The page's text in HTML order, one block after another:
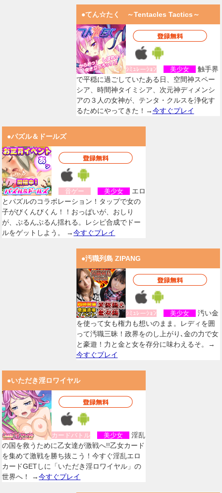
●てん☆たく ～Tentacles Tactics～
ｼﾐｭﾚーｼｮﾝ 美少女
触手界
で平穏に過ごしていたある日、空間神スペー
シア、時間神タイミシア、次元神ディメンシ
アの３人の女神が、テンタ・クルスを浄化す
るためにやってきた！→今すぐプレイ
●パズル＆ドールズ
音ゲー 美少女
エロ
とパズルのコラボレーション！タップで女の
子がびくんびくん！！おっぱいが、おしり
が、ぷるんぷるん揺れる。レシピ合成でドー
ルをゲットしよう。 →今すぐプレイ
●汚職列島 ZIPANG
ｼﾐｭﾚーｼｮﾝ 美少女
汚い金
を使って女も権力も想いのまま。レディを囲
って汚職三昧！政界をのし上がり､金の力で女
と豪遊！力と金と女を存分に味わえるそ。→
今すぐプレイ
●いただき淫ロワイヤル
カードバトル 美少女
淫乱
の国を救うために乙女達が激戦へ!!乙女カード
を集めて激戦を勝ち抜こう！今すぐ淫乱エロ
カードGETしに「いただき淫ロワイヤル」の
世界へ！ →今すぐプレイ